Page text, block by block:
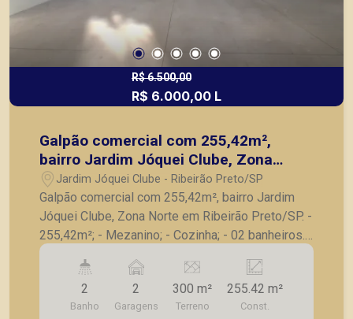
R$ 6.500,00
R$ 6.000,00 L
Galpão comercial com 255,42m²,
bairro Jardim Jóquei Clube, Zona
Norte em Ribeirão Preto/SP.
Jardim Jóquei Clube - Ribeirão Preto/SP
Galpão comercial com 255,42m², bairro Jardim
Jóquei Clube, Zona Norte em Ribeirão Preto/SP. -
255,42m²; - Mezanino; - Cozinha; - 02 banheiros.
A Piramid tem como objetivo atender seus
clientes com agilidade e segurança, em locação,
vendas de imóveis prontos, usados ou mesmo
nos principais lançamentos da cidade de Ribeirão
2
Banho
2
Garagens
300 m²
Terreno
255.42 m²
Const.